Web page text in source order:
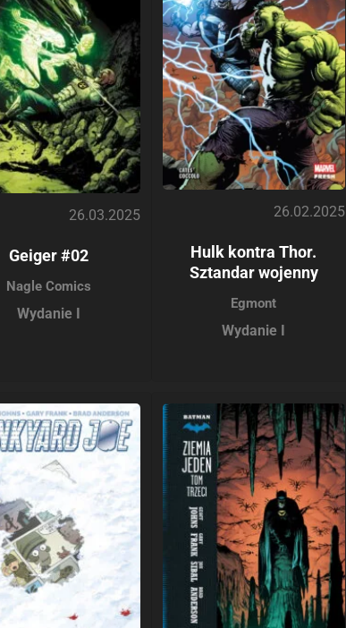
26.03.2025
Geiger #02
Nagle Comics
Wydanie I
26.02.2025
Hulk kontra Thor.
Sztandar wojenny
Egmont
Wydanie I